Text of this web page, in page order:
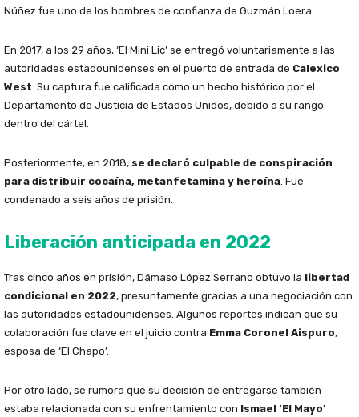
Núñez fue uno de los hombres de confianza de Guzmán Loera.
En 2017, a los 29 años, ‘El Mini Lic’ se entregó voluntariamente a las
autoridades estadounidenses en el puerto de entrada de Calexico
West. Su captura fue calificada como un hecho histórico por el
Departamento de Justicia de Estados Unidos, debido a su rango
dentro del cártel.
Posteriormente, en 2018, se declaró culpable de conspiración
para distribuir cocaína, metanfetamina y heroína. Fue
condenado a seis años de prisión.
Liberación anticipada en 2022
Tras cinco años en prisión, Dámaso López Serrano obtuvo la libertad
condicional en 2022, presuntamente gracias a una negociación con
las autoridades estadounidenses. Algunos reportes indican que su
colaboración fue clave en el juicio contra Emma Coronel Aispuro,
esposa de ‘El Chapo’.
Por otro lado, se rumora que su decisión de entregarse también
estaba relacionada con su enfrentamiento con Ismael ‘El Mayo’